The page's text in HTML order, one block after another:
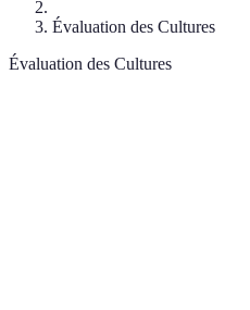
Évaluation des Cultures
Évaluation des Cultures